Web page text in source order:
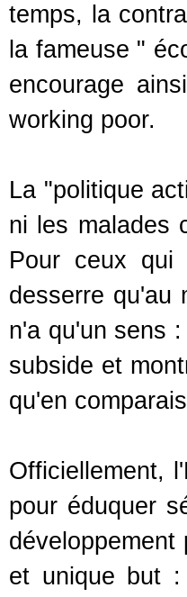
temps, la
la fameuse "
encourage
working poor.
La "politique
ni les malades
Pour ceux qui
desserre qu'au
n'a qu'un sens
subside et
qu'en
Officiellement,
pour éduquer
et unique but